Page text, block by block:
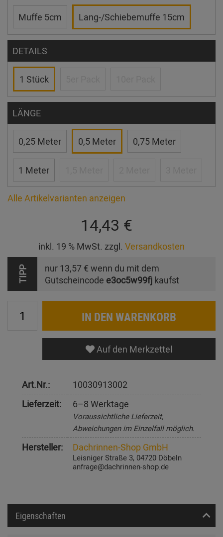
Muffe 5cm Lang-/Schiebemuffe 15cm
DETAILS
1 Stück
LÄNGE
0,25 Meter 0,5 Meter 0,75 Meter
1 Meter
Alle Artikelvarianten anzeigen
14,43 €
inkl. 19 % MwSt. zzgl. Versandkosten
TIPP nur 13,57 € wenn du mit dem
Gutscheincode e3oc5w99fj kaufst
IN DEN WARENKORB
Auf den Merkzettel
Art.Nr.:
10030913002
Lieferzeit:
6–8 Werktage
Voraussichtliche Lieferzeit,
Abweichungen im Einzelfall möglich.
Hersteller: Dachrinnen-Shop GmbH
Leisniger Straße 3, 04720 Döbeln
anfrage@dachrinnen-shop.de
Eigenschaften